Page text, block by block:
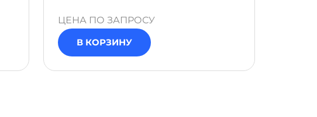
ЦЕНА ПО ЗАПРОСУ
В КОРЗИНУ